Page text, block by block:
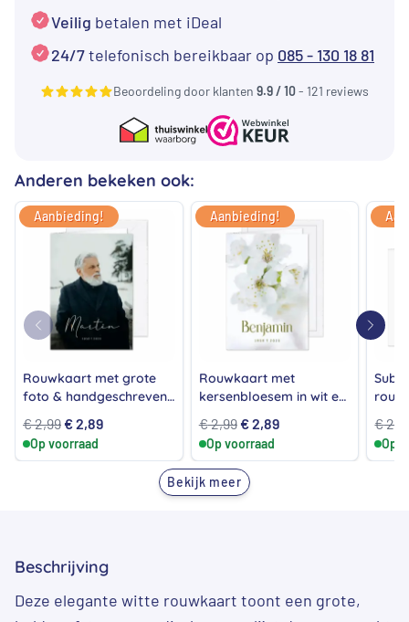
Veilig betalen met iDeal
24/7telefonisch bereikbaar op 085 - 130 18 81
Beoordeling door klanten 9.9 / 10- 121 reviews
Anderen bekeken ook:
Aanbieding!
Rouwkaart met grote
foto & handgeschreven
€2,99 Oorspronkelijke
prijs
was:
€2,89Huidige
is:
Op voorraad
Aanbieding!
Rouwkaart met
kersenbloesem in wit en
tekst
€2,99 Oorspronkelijke
prijs
was:
€ 2,99.
€2,89Huidige
is:
Op voorraad
€
Op
Bekijk meer
Beschrijving
Deze elegante witte rouwkaart toont een grote,